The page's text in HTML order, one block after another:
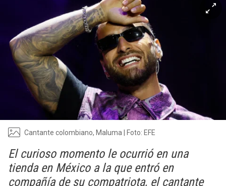
Cantante colombiano, Maluma | Foto: EFE
El curioso momento le ocurrió en una
tienda en México a la que entró en
compañía de su compatriota, el cantante